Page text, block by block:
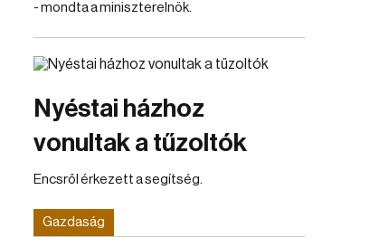
- mondta a miniszterelnök.
Nyéstai házhoz
vonultak a tűzoltók
Encsről érkezett a segítség.
Gazdaság